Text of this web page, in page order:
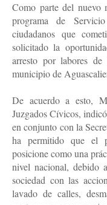
Como parte del nuevo
programa de
ciudadanos que
solicitado la
arresto por labores
municipio de
De acuerdo a esto,
Juzgados Cívicos,
en conjunto con la
ha permitido que el
posicione como una
nivel nacional, debido
sociedad con las
lavado de calles,